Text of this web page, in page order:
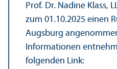
Prof. Dr. Nadine Klass,
zum 01.10.2025 einen
Augsburg
Informationen
folgenden Link: